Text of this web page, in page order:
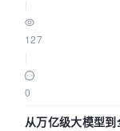
127
0
从万亿级大模型